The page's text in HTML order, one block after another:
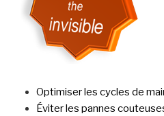
Optimiser les cycles de
Éviter les pannes